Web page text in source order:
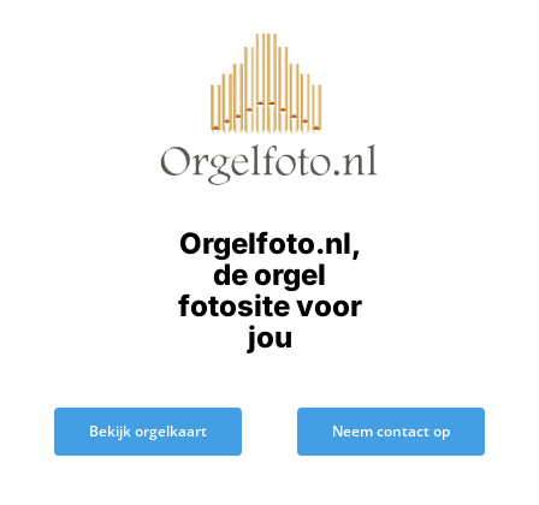
Orgelfoto.nl,
de orgel
fotosite voor
jou
Bekijk orgelkaart Neem contact op